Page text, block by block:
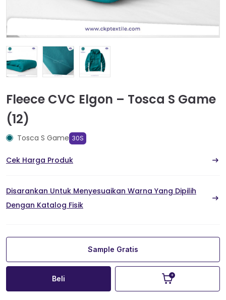
Fleece CVC Elgon – Tosca S Game
(12)
Tosca S Game 30S
Cek Harga Produk
Disarankan Untuk Menyesuaikan Warna Yang Dipilih
Dengan Katalog Fisik
Sample Gratis
Beli